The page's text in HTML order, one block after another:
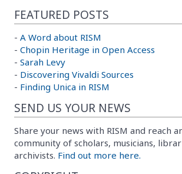
FEATURED POSTS
- A Word about RISM
- Chopin Heritage in Open Access
- Sarah Levy
- Discovering Vivaldi Sources
- Finding Unica in RISM
SEND US YOUR NEWS
Share your news with RISM and reach
community of scholars, musicians,
archivists. Find out more here.